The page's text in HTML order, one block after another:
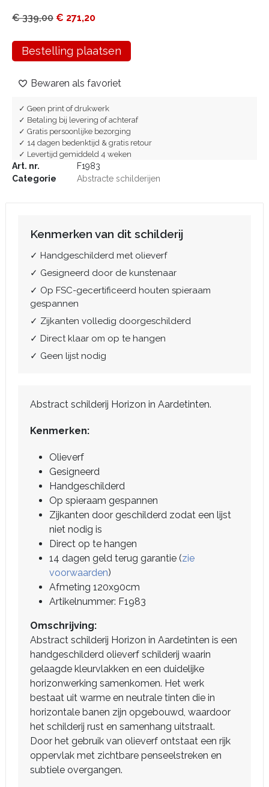
€339,00 € 271,20
Bestelling plaatsen
Bewaren als favoriet
✓ Geen print of drukwerk
✓ Betaling bij levering of achteraf
✓ Gratis persoonlijke bezorging
✓ 14 dagen bedenktijd & gratis retour
✓ Levertijd gemiddeld 4 weken
Art. nr.
F1983
Categorie
Abstracte schilderijen
Kenmerken van dit schilderij
✓ Handgeschilderd met olieverf
✓ Gesigneerd door de kunstenaar
✓ Op FSC-gecertificeerd houten spieraam
gespannen
✓ Zijkanten volledig doorgeschilderd
✓ Direct klaar om op te hangen
✓ Geen lijst nodig
Abstract schilderij Horizon in Aardetinten.
Kenmerken:
Olieverf
Gesigneerd
Handgeschilderd
Op spieraam gespannen
Zijkanten door geschilderd zodat een lijst
niet nodig is
Direct op te hangen
14 dagen geld terug garantie (zie
voorwaarden)
Afmeting 120x90cm
Artikelnummer: F1983
Omschrijving:
Abstract schilderij Horizon in Aardetinten is een
handgeschilderd olieverf schilderij waarin
gelaagde kleurvlakken en een duidelijke
horizonwerking samenkomen. Het werk
bestaat uit warme en neutrale tinten die in
horizontale banen zijn opgebouwd, waardoor
het schilderij rust en samenhang uitstraalt.
Door het gebruik van olieverf ontstaat een rijk
oppervlak met zichtbare penseelstreken en
subtiele overgangen.